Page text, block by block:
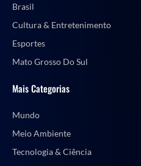
Brasil
Cultura & Entretenimento
Esportes
Mato Grosso Do Sul
Mais Categorias
Mundo
Meio Ambiente
Tecnologia & Ciência